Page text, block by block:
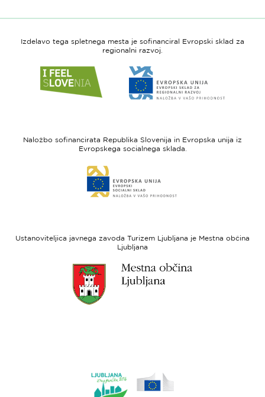
Izdelavo tega spletnega mesta je sofinanciral Evropski sklad za
regionalni razvoj.
do
spletne
Slovenia
do
spletne
-
regionalni
Naložbo sofinancirata Republika Slovenija in Evropska unija iz
Evropskega socialnega sklada.
do
spletne
sklad
Ustanoviteljica javnega zavoda Turizem Ljubljana je Mestna občina
Ljubljana